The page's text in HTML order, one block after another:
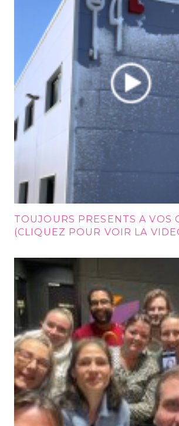
TOUJOURS PRESENTS A VOS
(CLIQUEZ POUR VOIR LA